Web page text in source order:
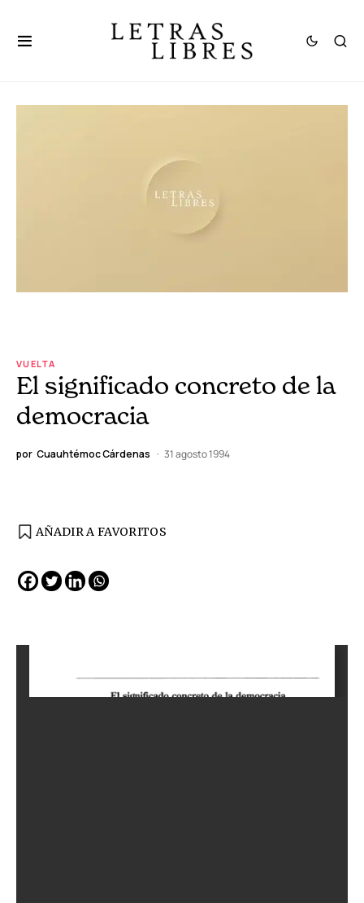
VUELTA
El significado concreto de la
democracia
por Cuauhtémoc Cárdenas 31 agosto 1994
AÑADIR A FAVORITOS